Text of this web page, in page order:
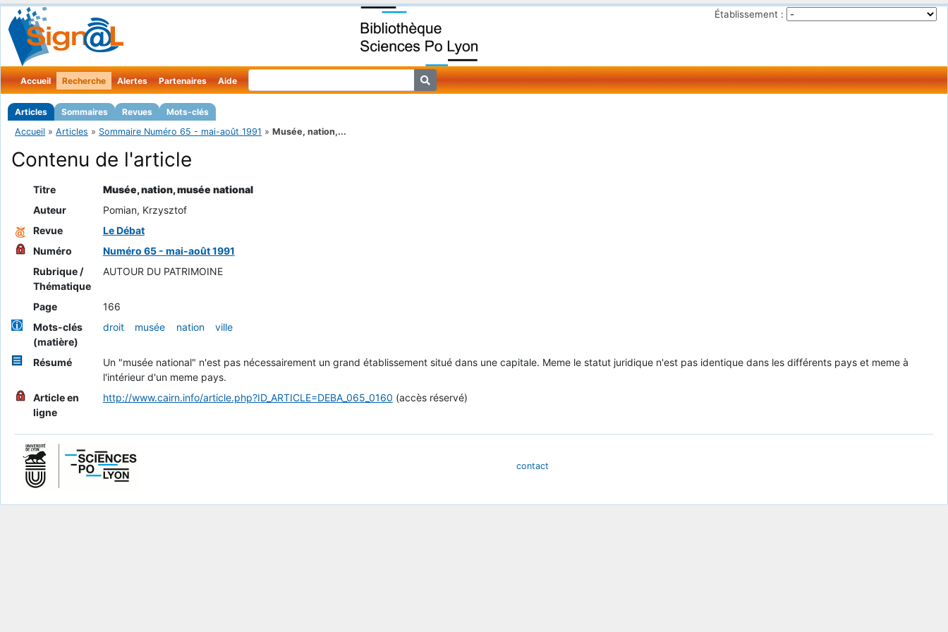
Établissement :
Accueil Recherche
Articles Sommaires Revues Mots-clés
Alertes Partenaires Aide
Accueil » Articles » Sommaire Numéro 65 - mai-août 1991 » Musée, nation,...
Contenu de l'article
Titre
Musée, nation, musée national
Auteur
Pomian, Krzysztof
Revue
Le Débat
Numéro
Numéro 65 - mai-août 1991
Rubrique /
Thématique
AUTOUR DU PATRIMOINE
Page
166
Mots-clés
(matière)
droit musée nation ville
Résumé
Un "musée national" n'est pas nécessairement un grand établissement situé dans une capitale. Meme le statut juridique n'est pas identique dans les différents pays et meme à
l'intérieur d'un meme pays.
Article en
ligne
http://www.cairn.info/article.php?ID_ARTICLE=DEBA_065_0160 (accès réservé)
contact